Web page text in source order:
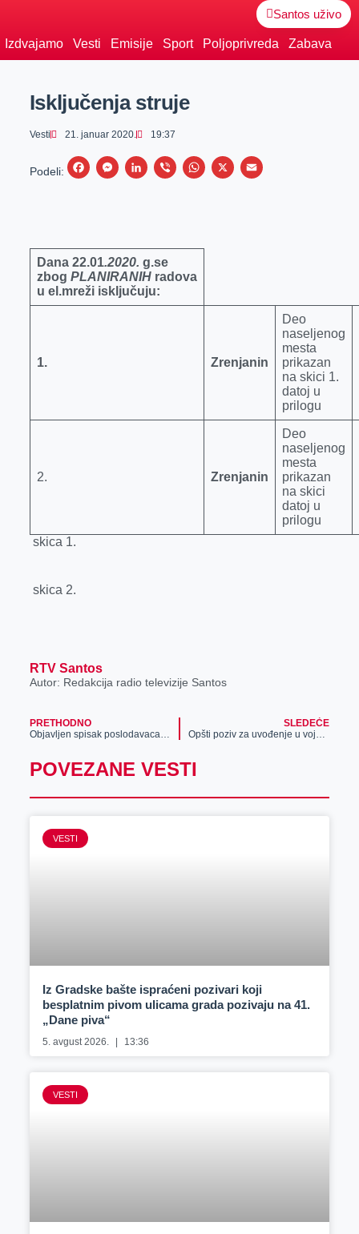
Santos uživo
Izdvajamo Vesti Emisije Sport Poljoprivreda Zabava
Isključenja struje
Vesti 21. januar 2020. 19:37
Podeli:
F
b
o
M
e
n
g
L
e
d
I
V
W
X
E
Dana 22.01.2020. g.se
zbog PLANIRANIH radova
u el.mreži isključuju:
1. Zrenjanin
Deo
naseljenog
mesta
prikazan
na skici 1.
datoj u
prilogu
2. Zrenjanin
Deo
naseljenog
mesta
prikazan
na skici
datoj u
prilogu
skica 1.
skica 2.
RTV Santos
Autor: Redakcija radio televizije Santos
PRETHODNO
Objavljen spisak poslodavaca koji nisu poštovali prava trudnica
SLEDEĆE
Opšti poziv za uvođenje u vojnu evidenciju za rođene 2002. godine i starije, do 28. februara
POVEZANE VESTI
VESTI
Iz Gradske bašte ispraćeni pozivari koji
besplatnim pivom ulicama grada pozivaju na 41.
„Dane piva“
5. avgust 2026. 13:36
VESTI